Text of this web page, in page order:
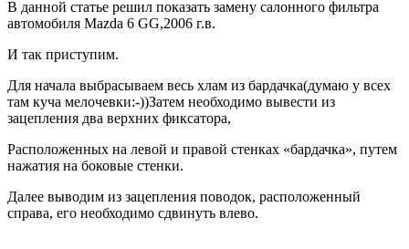
В данной статье решил показать замену салонного фильтра
автомобиля Mazda 6 GG,2006 г.в.
И так приступим.
Для начала выбрасываем весь хлам из бардачка(думаю у всех
там куча мелочевки:-))Затем необходимо вывести из
зацепления два верхних фиксатора,
Расположенных на левой и правой стенках «бардачка», путем
нажатия на боковые стенки.
Далее выводим из зацепления поводок, расположенный
справа, его необходимо сдвинуть влево.